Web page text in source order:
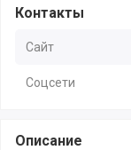
Контакты
Сайт
Соцсети
Описание